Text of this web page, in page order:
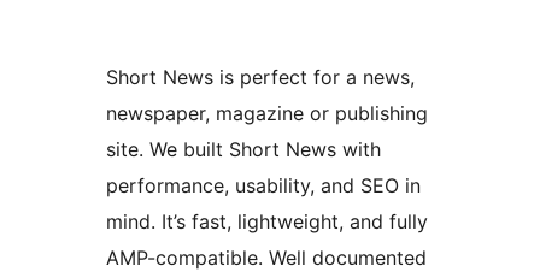
Short News is perfect for a news,
newspaper, magazine or publishing
site. We built Short News with
performance, usability, and SEO in
mind. It’s fast, lightweight, and fully
AMP-compatible. Well documented